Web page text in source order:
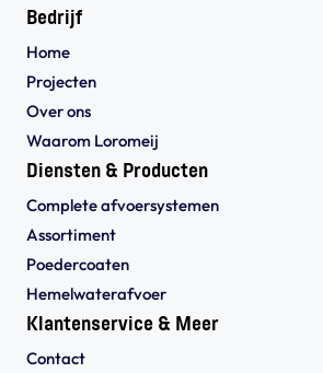
Bedrijf
Home
Projecten
Over ons
Waarom Loromeij
Diensten & Producten
Complete afvoersystemen
Assortiment
Poedercoaten
Hemelwaterafvoer
Klantenservice & Meer
Contact